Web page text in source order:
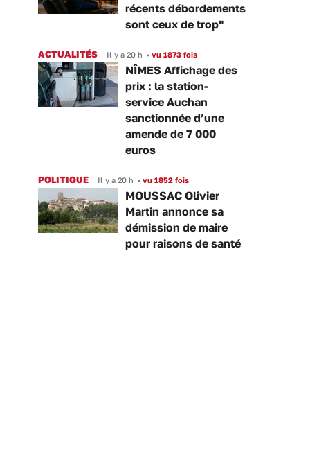
récents débordements
sont ceux de trop"
ACTUALITÉS Il y a 20 h • vu 1873 fois
NÎMES Affichage des
prix : la station-
service Auchan
sanctionnée d’une
amende de 7 000
euros
POLITIQUE Il y a 20 h • vu 1852 fois
MOUSSAC Olivier
Martin annonce sa
démission de maire
pour raisons de santé